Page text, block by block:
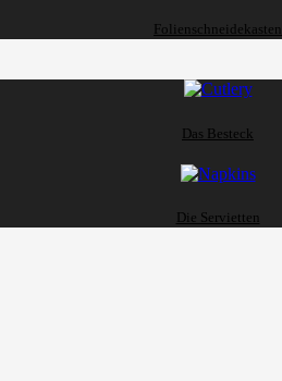
Folienschneidekasten
Das Besteck
Die Servietten